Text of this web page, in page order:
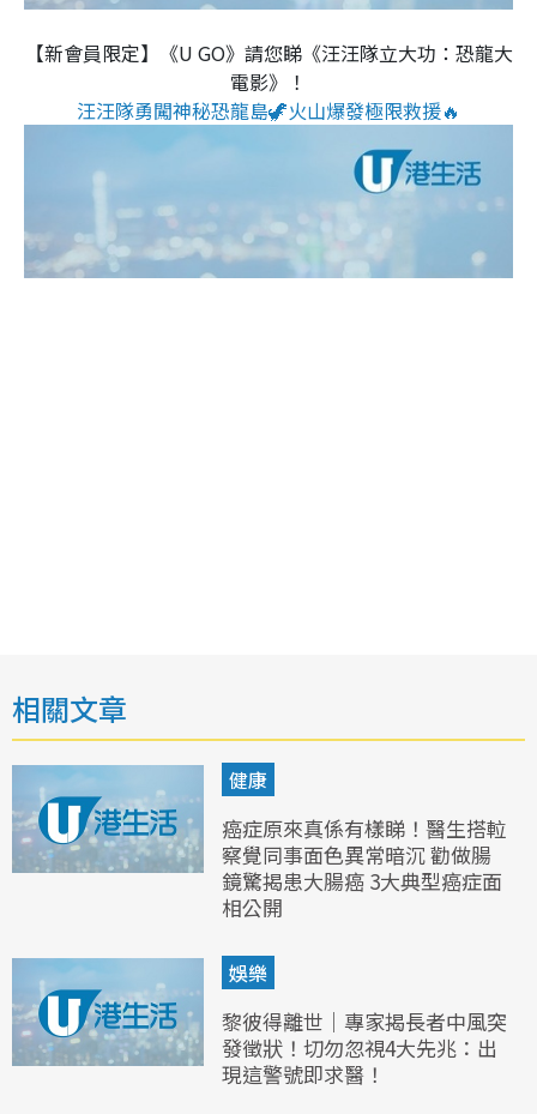
【新會員限定】《U GO》請您睇《汪汪隊立大功：恐龍大
電影》！
汪汪隊勇闖神秘恐龍島🦖火山爆發極限救援🔥
相關文章
健康
癌症原來真係有樣睇！醫生搭𨋢
察覺同事面色異常暗沉 勸做腸
鏡驚揭患大腸癌 3大典型癌症面
相公開
娛樂
黎彼得離世｜專家揭長者中風突
發徵狀！切勿忽視4大先兆：出
現這警號即求醫！